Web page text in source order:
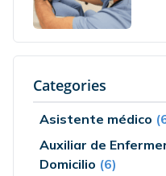
Categories
Asistente médico
Auxiliar de
Domicilio (6)